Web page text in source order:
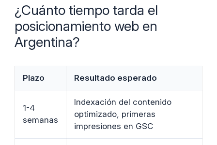
¿Cuánto tiempo tarda el
posicionamiento web en
Argentina?
Plazo Resultado esperado
1-4
semanas
Indexación del contenido
optimizado, primeras
impresiones en GSC